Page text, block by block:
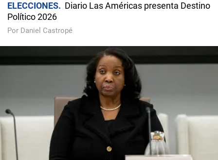
ELECCIONES
Diario Las Américas presenta Destino
Político 2026
Por Daniel Castropé